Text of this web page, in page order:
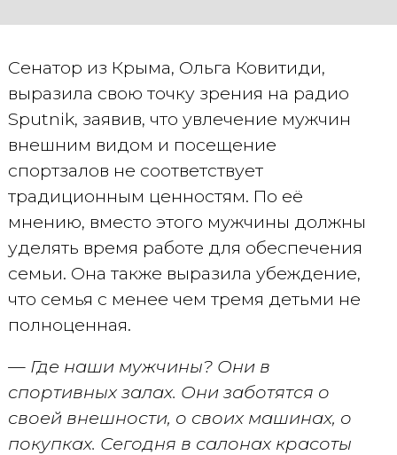
Сенатор из Крыма, Ольга Ковитиди,
выразила свою точку зрения на радио
Sputnik, заявив, что увлечение мужчин
внешним видом и посещение
спортзалов не соответствует
традиционным ценностям. По её
мнению, вместо этого мужчины должны
уделять время работе для обеспечения
семьи. Она также выразила убеждение,
что семья с менее чем тремя детьми не
полноценная.
— Где наши мужчины? Они в
спортивных залах. Они заботятся о
своей внешности, о своих машинах, о
покупках. Сегодня в салонах красоты